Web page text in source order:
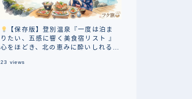
【保存版】登別温泉『一度は泊ま
りたい、五感に響く美食宿リスト 』
心をほどき、北の恵みに酔いしれる厳
23 views